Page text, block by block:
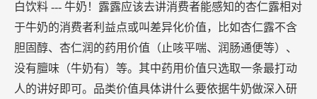
白饮料 --- 牛奶！露露应该去讲消费者能感知的杏仁露相对
于牛奶的消费者利益点或叫差异化价值，比如杏仁露不含
胆固醇、杏仁润的药用价值（止咳平喘、润肠通便等）、
没有膻味（牛奶有）等。其中药用价值只选取一条最打动
人的讲好即可。品类价值具体讲什么要依据牛奶做深入研